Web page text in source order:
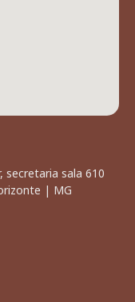
secretaria sala 610
| MG